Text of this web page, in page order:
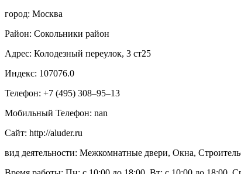
город: Москва
Район: Сокольники район
Адрес: Колодезный переулок, 3 ст25
Индекс: 107076.0
Телефон: +7 (495) 308‒95‒13
Мобильный Телефон: nan
Сайт: http://aluder.ru
вид деятельности: Межкомнатные двери, Окна,